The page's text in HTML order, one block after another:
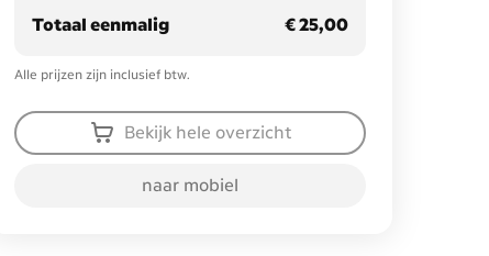
Totaal eenmalig € 25,00
€ 25,00
Alle prijzen zijn inclusief btw.
Bekijk hele overzicht
naar mobiel